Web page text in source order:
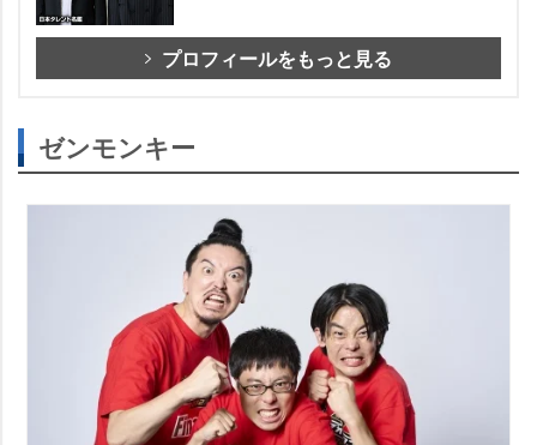
プロフィールをもっと見る
ゼンモンキー